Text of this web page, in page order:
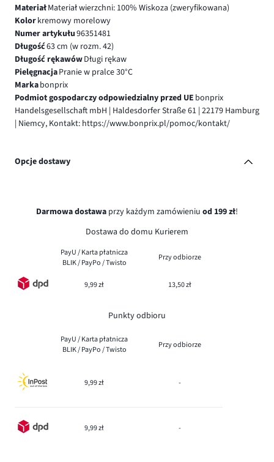
MateriałMateriał wierzchni: 100% Wiskoza (zweryfikowana)
Kolorkremowy morelowy
Numer artykułu96351481
Długość63 cm (w rozm. 42)
Długość rękawówDługi rękaw
PielęgnacjaPranie w pralce 30°C
Markabonprix
Podmiot gospodarczy odpowiedzialny przed UE bonprix
Handelsgesellschaft mbH | Haldesdorfer Straße 61 | 22179 Hamburg
| Niemcy, Kontakt: https://www.bonprix.pl/pomoc/kontakt/
Opcje dostawy
Darmowa dostawa przy każdym zamówieniu od 199 zł!
Dostawa do domu Kurierem
PayU / Karta płatnicza
BLIK / PayPo / Twisto
Przy odbiorze
9,99 zł 13,50 zł
Punkty odbioru
PayU / Karta płatnicza
BLIK / PayPo / Twisto
Przy odbiorze
9,99 zł -
9,99 zł -